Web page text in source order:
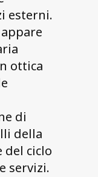
esterni.
ottica
di
della
ciclo
servizi.